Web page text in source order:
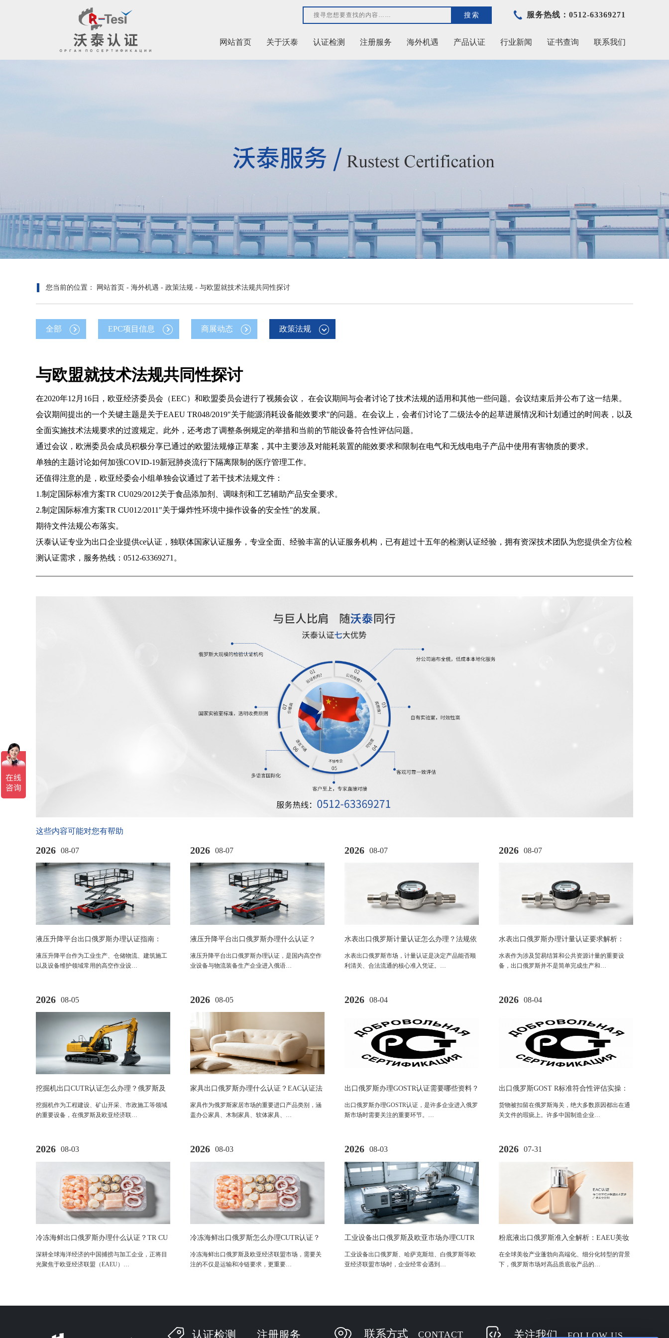
搜索 服务热线：0512-63369271
网站首页 关于沃泰 认证检测 注册服务 海外机遇 产品认证 行业新闻 证书查询 联系我们
您当前的位置： 网站首页 - 海外机遇 - 政策法规 - 与欧盟就技术法规共同性探讨
全部 EPC项目信息 商展动态 政策法规
与欧盟就技术法规共同性探讨
在2020年12 月 16日，欧亚经济委员会（EEC）和欧盟委员会进行了视频会议， 在会议期间与会者讨论了技术法规的适用和其他一些问题。会议结束后并公布了这一结果。
会议期间提出的一个关键主题是关于EAEU TR048/2019"关于能源消耗设备能效要求"的问题。在会议上，会者们讨论了二级法令的起草进展情况和计划通过的时间表，以及
全面实施技术法规要求的过渡规定。此外，还考虑了调整条例规定的举措和当前的节能设备符合性评估问题。
通过会议，欧洲委员会成员积极分享已通过的欧盟法规修正草案，其中主要涉及对能耗装置的能效要求和限制在电气和无线电电子产品中使用有害物质的要求。
单独的主题讨论如何加强COVID-19新冠肺炎流行下隔离限制的医疗管理工作。
还值得注意的是，欧亚经委会小组单独会议通过了若干技术法规文件：
1.制定国际标准方案TR CU029/2012关于食品添加剂、调味剂和工艺辅助产品安全要求。
2.制定国际标准方案TR CU012/2011"关于爆炸性环境中操作设备的安全性"的发展。
期待文件法规公布落实。
沃泰认证专业为出口企业提供ce认证，独联体国家认证服务，专业全面、经验丰富的认证服务机构，已有超过十五年的检测认证经验，拥有资深技术团队为您提供全方位检
测认证需求，服务热线： 0512-63369271 。
这些内容可能对您有帮助
2026 08-07
液压升降平台出口俄罗斯办理认证指南：
EAC认证与机械安全法规要求解析
液压升降平台作为工业生产、仓储物流、建筑施工
以及设备维护领域常用的高空作业设…
2026 08-07
液压升降平台出口俄罗斯办理什么认证？
EAC 认证法规及合规流程全解析
液压升降平台出口俄罗斯办理认证，是国内高空作
业设备与物流装备生产企业进入俄语…
2026 08-07
水表出口俄罗斯计量认证怎么办理？法规依
据与办理流程全解析
水表出口俄罗斯市场，计量认证是决定产品能否顺
利清关、合法流通的核心准入凭证。…
2026 08-07
水表出口俄罗斯办理计量认证要求解析：
PAC认证法规与市场准入指南
水表作为涉及贸易结算和公共资源计量的重要设
备，出口俄罗斯并不是简单完成生产和…
2026 08-05
挖掘机出口CUTR认证怎么办理？俄罗斯及
欧亚市场机械设备合规要求全解析
挖掘机作为工程建设、矿山开采、市政施工等领域
的重要设备，在俄罗斯及欧亚经济联…
2026 08-05
家具出口俄罗斯办理什么认证？EAC认证法
规、流程及合规要求全解析
家具作为俄罗斯家居市场的重要进口产品类别，涵
盖办公家具、木制家具、软体家具、…
2026 08-04
出口俄罗斯办理GOSTR认证需要哪些资料？
俄罗斯GOST-R认证要求及流程解析
出口俄罗斯办理GOSTR认证，是许多企业进入俄罗
斯市场时需要关注的重要环节。…
2026 08-04
出口俄罗斯GOST R标准符合性评估实操：
法律依据、流程与避坑指南
货物被扣留在俄罗斯海关，绝大多数原因都出在通
关文件的瑕疵上。许多中国制造企业…
2026 08-03
冷冻海鲜出口俄罗斯办理什么认证？TR CU
040/2016法规与EAC准入全解析
深耕全球海洋经济的中国捕捞与加工企业，正将目
光聚焦于欧亚经济联盟（EAEU）…
2026 08-03
冷冻海鲜出口俄罗斯怎么办理CUTR认证？
鱼类产品EAC认证法规与流程解析
冷冻海鲜出口俄罗斯及欧亚经济联盟市场，需要关
注的不仅是运输和冷链要求，更重要…
2026 08-03
工业设备出口俄罗斯及欧亚市场办理CUTR
认证指南：适用法规与流程解析
工业设备出口俄罗斯、哈萨克斯坦、白俄罗斯等欧
亚经济联盟市场时，企业经常会遇到…
2026 07-31
粉底液出口俄罗斯准入全解析：EAEU美妆
安全规范与合规路径
在全球美妆产业蓬勃向高端化、细分化转型的背景
下，俄罗斯市场对高品质底妆产品的…
认证检测 注册服务 联系方式 CONTACT 关注我们 FOLLOW US